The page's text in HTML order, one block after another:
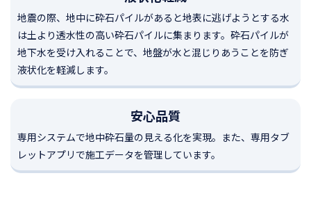
地震の際、地中に砕石パイルがあると地表に逃げようとする水
は土より透水性の高い砕石パイルに集まります。砕石パイルが
地下水を受け入れることで、地盤が水と混じりあうことを防ぎ
液状化を軽減します。
安心品質
専用システムで地中砕石量の見える化を実現。また、専用タブ
レットアプリで施工データを管理しています。